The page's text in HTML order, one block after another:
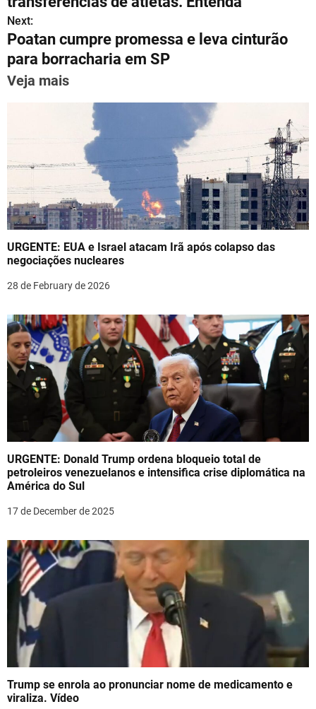
A
p
p
a
m
b
o
o
st dI
n
s
t
n
i
a
t
i
o
n
Next:
Poatan cumpre promessa e leva cinturão
para borracharia em SP
Veja mais
URGENTE: EUA e Israel atacam Irã após colapso das
negociações nucleares
28 de February de 2026
URGENTE: Donald Trump ordena bloqueio total de
petroleiros venezuelanos e intensifica crise diplomática na
América do Sul
17 de December de 2025
Trump se enrola ao pronunciar nome de medicamento e
viraliza. Vídeo